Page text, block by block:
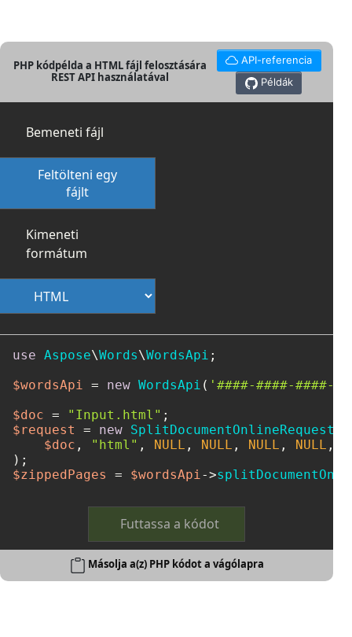
PHP kódpélda a HTML fájl felosztására
REST API használatával
API-referencia
Példák
Bemeneti fájl
Feltölteni egy
fájlt
Kimeneti
formátum
use Aspose\Words\WordsApi ;
$wordsApi = new WordsApi ( '####-####-####-
$doc = "Input.html"
$request
= new SplitDocumentOnlineRequest
$doc , "html" , NULL , NULL , NULL , NULL ,
$zippedPages
= $wordsApi->
Futtassa a kódot
Másolja a(z) PHP kódot a vágólapra